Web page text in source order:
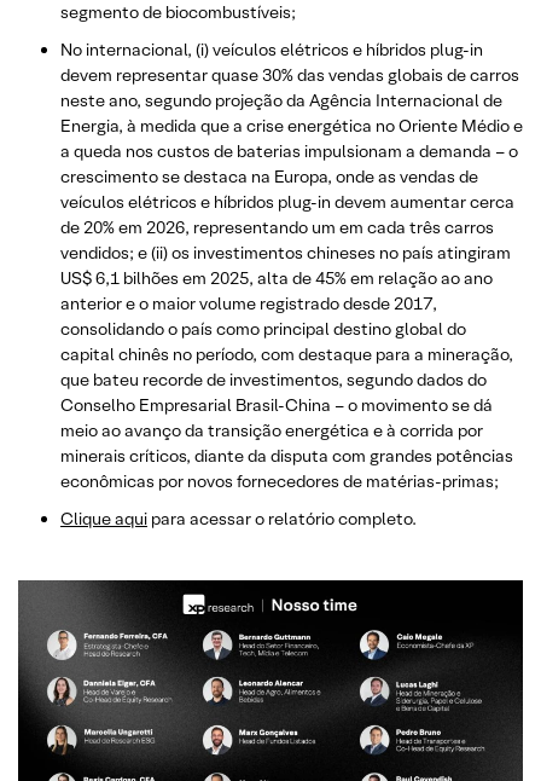
segmento de biocombustíveis;
No internacional, (i) veículos elétricos e híbridos plug-in
devem representar quase 30% das vendas globais de carros
neste ano, segundo projeção da Agência Internacional de
Energia, à medida que a crise energética no Oriente Médio e
a queda nos custos de baterias impulsionam a demanda – o
crescimento se destaca na Europa, onde as vendas de
veículos elétricos e híbridos plug-in devem aumentar cerca
de 20% em 2026, representando um em cada três carros
vendidos; e (ii) os investimentos chineses no país atingiram
US$ 6,1 bilhões em 2025, alta de 45% em relação ao ano
anterior e o maior volume registrado desde 2017,
consolidando o país como principal destino global do
capital chinês no período, com destaque para a mineração,
que bateu recorde de investimentos, segundo dados do
Conselho Empresarial Brasil-China – o movimento se dá
meio ao avanço da transição energética e à corrida por
minerais críticos, diante da disputa com grandes potências
econômicas por novos fornecedores de matérias-primas;
Clique aqui para acessar o relatório completo.